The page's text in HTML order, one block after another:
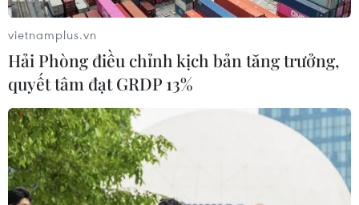
các quốc gia Arab.
vietnamplus.vn
Hải Phòng điều chỉnh kịch bản tăng trưởng,
quyết tâm đạt GRDP 13%